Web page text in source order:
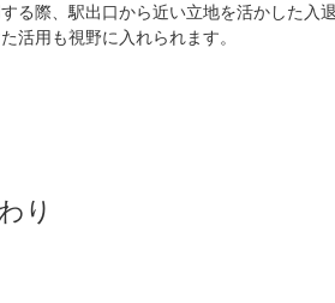
る際、駅出口から近い立地を活かした
活用も視野に入れられます。
り